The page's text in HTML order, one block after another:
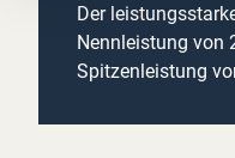
Der
Nennleistung von
Spitzenleistung